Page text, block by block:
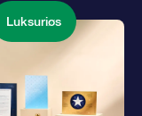
Luksuriøs